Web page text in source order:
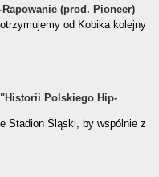
(prod. Pioneer)
(prod. Pioneer)
od Kobika kolejny
Polskiego Hip-
Polskiego Hip-
Stadion Śląski, by wspólnie z